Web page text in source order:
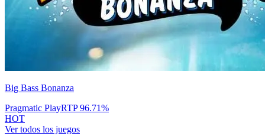
Big Bass Bonanza
Pragmatic PlayRTP96.71%
HOT
Ver todos los juegos